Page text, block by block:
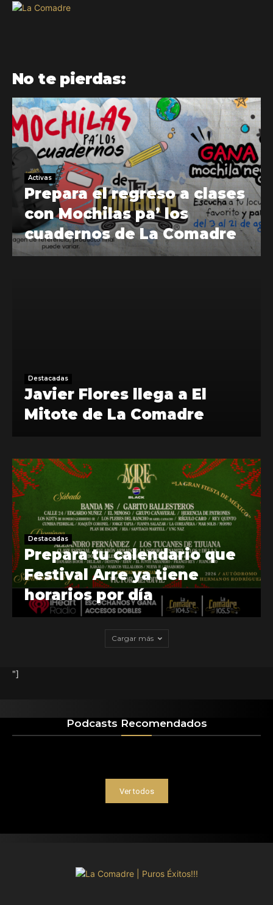
No te pierdas:
Activas
Prepara el regreso a clases
con Mochilas pa’ los
cuadernos de La Comadre
Destacadas
Javier Flores llega a El
Mitote de La Comadre
Destacadas
Prepara tu calendario que
Festival Arre ya tiene
horarios por día
Cargar más
"]
Podcasts Recomendados
Ver todos